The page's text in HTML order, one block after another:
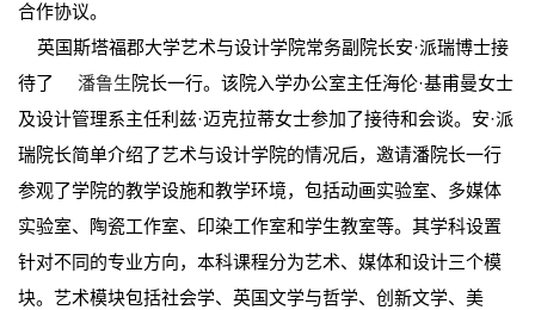
合作协议。
英国斯塔福郡大学艺术与设计学院常务副院长安·派瑞博士接
待了 潘鲁生院长一行。该院入学办公室主任海伦·基甫曼女士
及设计管理系主任利兹·迈克拉蒂女士参加了接待和会谈。安·派
瑞院长简单介绍了艺术与设计学院的情况后，邀请潘院长一行
参观了学院的教学设施和教学环境，包括动画实验室、多媒体
实验室、陶瓷工作室、印染工作室和学生教室等。其学科设置
针对不同的专业方向，本科课程分为艺术、媒体和设计三个模
块。艺术模块包括社会学、英国文学与哲学、创新文学、美